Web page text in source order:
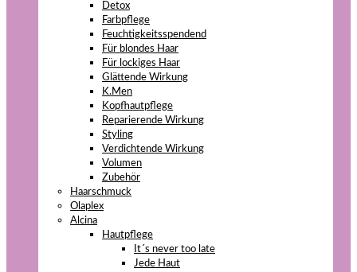
Detox
Farbpflege
Feuchtigkeitsspendend
Für blondes Haar
Für lockiges Haar
Glättende Wirkung
K.Men
Kopfhautpflege
Reparierende Wirkung
Styling
Verdichtende Wirkung
Volumen
Zubehör
Haarschmuck
Olaplex
Alcina
Hautpflege
It´s never too late
Jede Haut